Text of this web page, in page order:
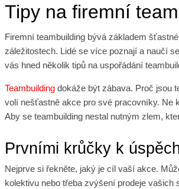
Tipy na firemní
Firemní teambuilding bývá základem
záležitostech. Lidé se více poznají a naučí
vás hned několik tipů na uspořádání
Teambuilding dokáže být zábava. Proč jsou
volí nešťastně akce pro své pracovníky. Ne
Aby se teambuilding nestal nutným zlem,
Prvními krůčky k
Nejprve si řekněte, jaký je cíl vaší akce.
kolektivu nebo třeba zvýšení prodeje